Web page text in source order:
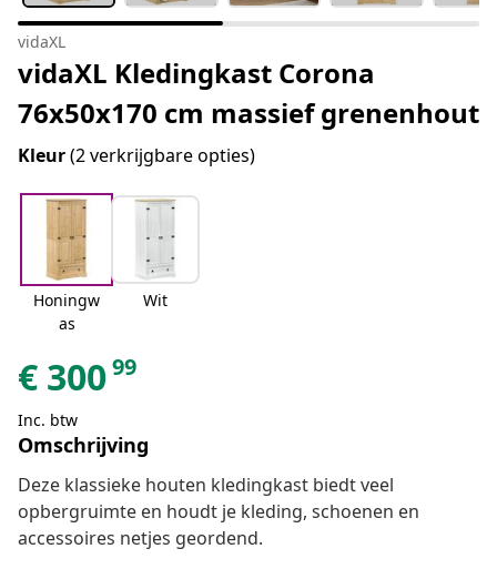
vidaXL
vidaXL Kledingkast Corona
76x50x170 cm massief grenenhout
Kleur(2 verkrijgbare opties)
Honingw
as
Wit
€ 30099
Inc. btw
Omschrijving
Deze klassieke houten kledingkast biedt veel
opbergruimte en houdt je kleding, schoenen en
accessoires netjes geordend.